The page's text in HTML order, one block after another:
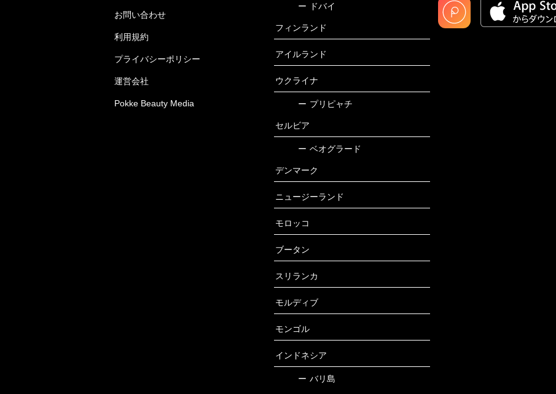
お問い合わせ
利用規約
プライバシーポリシー
運営会社
Pokke Beauty Media
ー ドバイ
フィンランド
アイルランド
ウクライナ
ー プリピャチ
セルビア
ー ベオグラード
デンマーク
ニュージーランド
モロッコ
ブータン
スリランカ
モルディブ
モンゴル
インドネシア
ー バリ島